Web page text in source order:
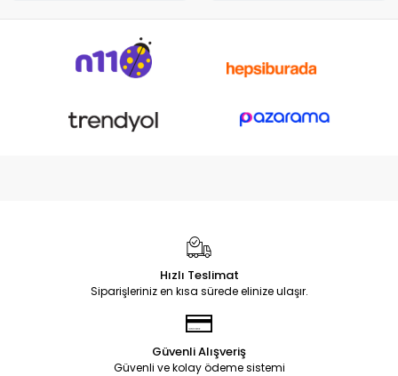
Hızlı Teslimat
Siparişleriniz en kısa sürede elinize ulaşır.
Güvenli Alışveriş
Güvenli ve kolay ödeme sistemi